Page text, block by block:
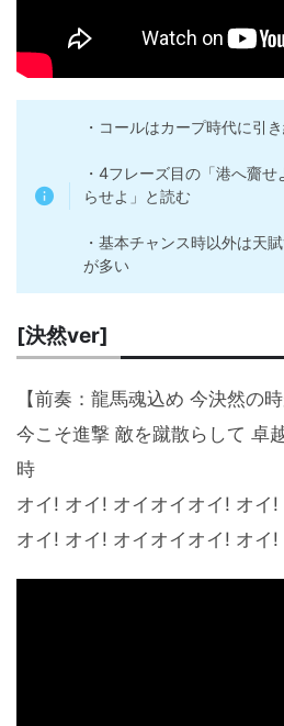
・コールはカープ時代に引
・4フレーズ目の「港へ齎
らせよ」と読む
・基本チャンス時以外は天
が多い
[決然ver]
【前奏：龍馬魂込め 今決然の時
今こそ進撃 敵を蹴散らして 卓
時
オイ! オイ! オイオイオイ! オイ
オイ! オイ! オイオイオイ! オイ